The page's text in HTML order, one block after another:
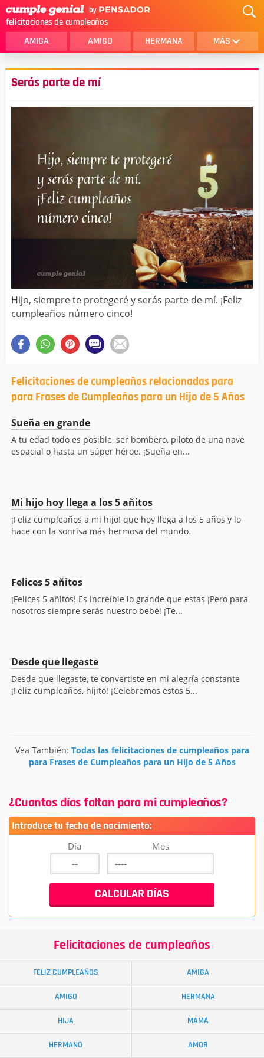
felicitaciones de cumpleaños
AMIGA AMIGO HERMANA MÁS
MAMA
AMOR
NOVIA
ESPOSO
PAPA
HOMBRE
CUÑADA
ALGUIEN ESPECIAL
PRIMO
TODAS LAS CATEGORÍAS
Serás parte de mí
Hijo, siempre te protegeré y serás parte de mí. ¡Feliz
cumpleaños número cinco!
Felicitaciones de cumpleaños relacionadas para
para Frases de Cumpleaños para un Hijo de 5 Años
Sueña en grande
A tu edad todo es posible, ser bombero, piloto de una nave
espacial o hasta un súper héroe. ¡Sueña en...
Mi hijo hoy llega a los 5 añitos
¡Feliz cumpleaños a mi hijo! que hoy llega a los 5 años y lo
hace con la sonrisa más hermosa del mundo.
Felices 5 añitos
¡Felices 5 añitos! Es increíble lo grande que estas ¡Pero para
nosotros siempre serás nuestro bebé! ¡Te...
Desde que llegaste
Desde que llegaste, te convertiste en mi alegría constante
¡Feliz cumpleaños, hijito! ¡Celebremos estos 5...
Vea También: Todas las felicitaciones de cumpleaños para
para Frases de Cumpleaños para un Hijo de 5 Años
¿Cuantos días faltan para mi cumpleaños?
Introduce tu fecha de nacimiento:
Día Mes
Felicitaciones de cumpleaños
FELIZ CUMPLEAÑOS AMIGA
AMIGO HERMANA
HIJA MAMÁ
HERMANO AMOR